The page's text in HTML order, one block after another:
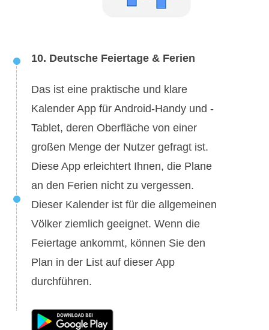
10. Deutsche Feiertage & Ferien
Das ist eine praktische und klare
Kalender App für Android-Handy und -
Tablet, deren Oberfläche von einer
großen Menge der Nutzer gefragt ist.
Diese App erleichtert Ihnen, die Plane
an den Ferien nicht zu vergessen.
Dieser Kalender ist für die allgemeinen
Völker ziemlich geeignet. Wenn die
Feiertage ankommt, können Sie den
Plan in der List auf dieser App
durchführen.